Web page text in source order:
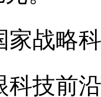
战略科
科技前